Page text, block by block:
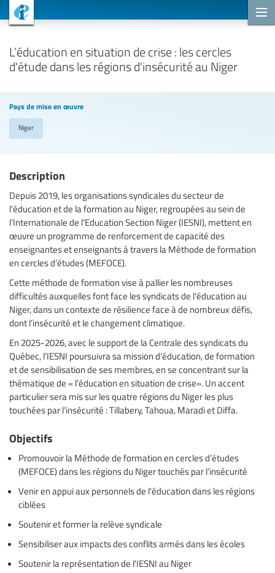
L’éducation en situation de crise : les cercles
d'étude dans les régions d'insécurité au Niger
Pays de mise en œuvre
Niger
Description
Depuis 2019, les organisations syndicales du secteur de
l’éducation et de la formation au Niger, regroupées au sein de
l’Internationale de l’Education Section Niger (IESNI), mettent en
œuvre un programme de renforcement de capacité des
enseignantes et enseignants à travers la Méthode de formation
en cercles d’études (MEFOCE).
Cette méthode de formation vise à pallier les nombreuses
difficultés auxquelles font face les syndicats de l'éducation au
Niger, dans un contexte de résilience face à de nombreux défis,
dont l’insécurité et le changement climatique.
En 2025-2026, avec le support de la Centrale des syndicats du
Québec, l’IESNI poursuivra sa mission d'éducation, de formation
et de sensibilisation de ses membres, en se concentrant sur la
thématique de « l’éducation en situation de crise». Un accent
particulier sera mis sur les quatre régions du Niger les plus
touchées par l’insécurité : Tillabery, Tahoua, Maradi et Diffa.
Objectifs
Promouvoir la Méthode de formation en cercles d’études
(MEFOCE) dans les régions du Niger touchés par l’insécurité
Venir en appui aux personnels de l'éducation dans les régions
ciblées
Soutenir et former la relève syndicale
Sensibiliser aux impacts des conflits armés dans les écoles
Soutenir la représentation de l'IESNI au Niger